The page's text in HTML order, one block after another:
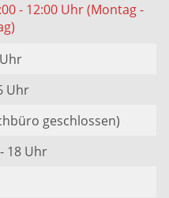
- 12:00 Uhr (Montag -
Uhr
geschlossen)
18 Uhr